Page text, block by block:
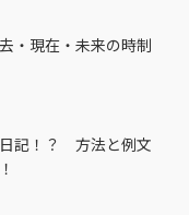
・現在・未来の時制
記！？ 方法と例文